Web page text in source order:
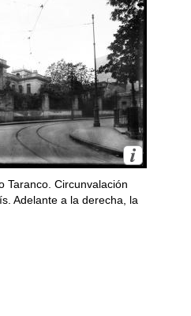
Taranco. Circunvalación
Adelante a la derecha, la